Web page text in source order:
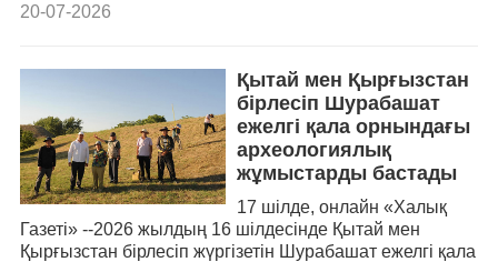
20-07-2026
Қытай мен Қырғызстан
бірлесіп Шурабашат
ежелгі қала орнындағы
археологиялық
жұмыстарды бастады
17 шілде, онлайн «Халық
Газеті» --2026 жылдың 16 шілдесінде Қытай мен
Қырғызстан бірлесіп жүргізетін Шурабашат ежелгі қала